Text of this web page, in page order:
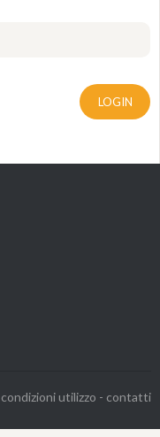
LOGIN
condizioni utilizzo - contatti